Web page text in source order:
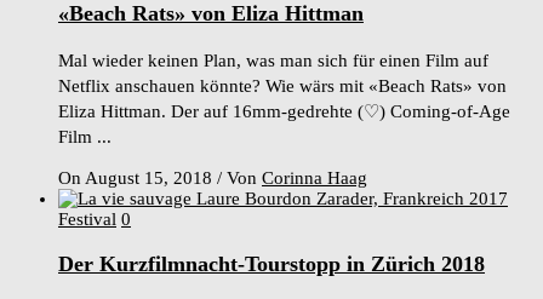
«Beach Rats» von Eliza Hittman
Mal wieder keinen Plan, was man sich für einen Film auf
Netflix anschauen könnte? Wie wärs mit «Beach Rats» von
Eliza Hittman. Der auf 16mm-gedrehte (♡) Coming-of-Age
Film ...
On August 15, 2018 / Von Corinna Haag
Festival 0
Der Kurzfilmnacht-Tourstopp in Zürich 2018